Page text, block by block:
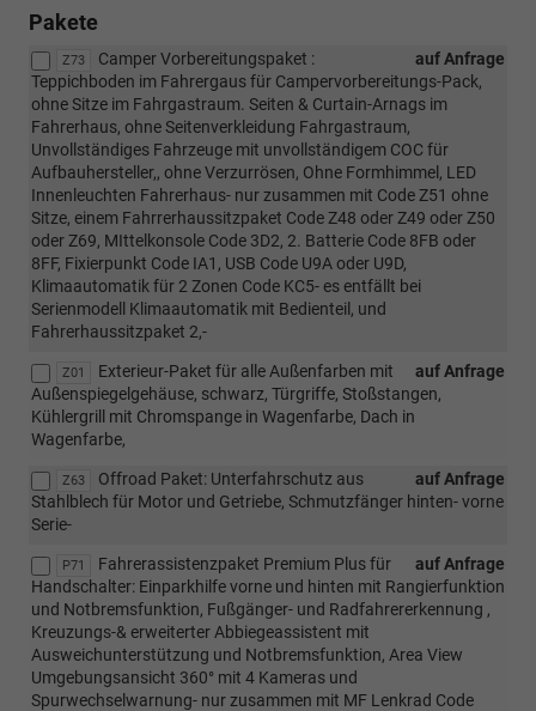
Pakete
Z73 auf Anfrage
Camper Vorbereitungspaket :
Teppichboden im Fahrergaus für Campervorbereitungs-Pack,
ohne Sitze im Fahrgastraum. Seiten & Curtain-Arnags im
Fahrerhaus, ohne Seitenverkleidung Fahrgastraum,
Unvollständiges Fahrzeuge mit unvollständigem COC für
Aufbauhersteller,, ohne Verzurrösen, Ohne Formhimmel, LED
Innenleuchten Fahrerhaus- nur zusammen mit Code Z51 ohne
Sitze, einem Fahrrerhaussitzpaket Code Z48 oder Z49 oder Z50
oder Z69, MIttelkonsole Code 3D2, 2. Batterie Code 8FB oder
8FF, Fixierpunkt Code IA1, USB Code U9A oder U9D,
Klimaautomatik für 2 Zonen Code KC5- es entfällt bei
Serienmodell Klimaautomatik mit Bedienteil, und
Fahrerhaussitzpaket 2,-
Z01 auf Anfrage
Exterieur-Paket für alle Außenfarben mit
Außenspiegelgehäuse, schwarz, Türgriffe, Stoßstangen,
Kühlergrill mit Chromspange in Wagenfarbe, Dach in
Wagenfarbe,
Z63 auf Anfrage
Offroad Paket: Unterfahrschutz aus
Stahlblech für Motor und Getriebe, Schmutzfänger hinten- vorne
Serie-
P71 auf Anfrage
Fahrerassistenzpaket Premium Plus für
Handschalter: Einparkhilfe vorne und hinten mit Rangierfunktion
und Notbremsfunktion, Fußgänger- und Radfahrererkennung ,
Kreuzungs-& erweiterter Abbiegeassistent mit
Ausweichunterstützung und Notbremsfunktion, Area View
Umgebungsansicht 360° mit 4 Kameras und
Spurwechselwarnung- nur zusammen mit MF Lenkrad Code